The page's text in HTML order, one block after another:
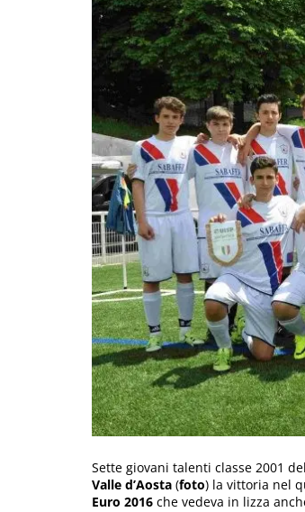
Sette giovani talenti classe 2001
Valle d’Aosta (foto) la vittoria nel
Euro 2016 che vedeva in lizza